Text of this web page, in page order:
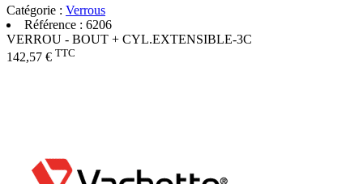
Catégorie : Verrous
Référence : 6206
VERROU - BOUT + CYL.EXTENSIBLE-3C
142,57 € TTC